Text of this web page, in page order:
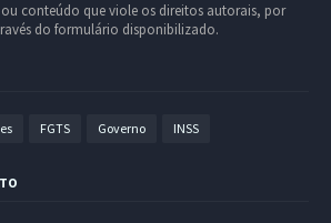
conteúdo que viole os direitos autorais, por
do formulário disponibilizado.
FGTS Governo INSS